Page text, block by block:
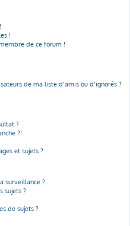
!
de ce forum !
de ma liste d’amis ou d’ignorés ?
?
?!
et sujets ?
surveillance ?
sujets ?
de sujets ?